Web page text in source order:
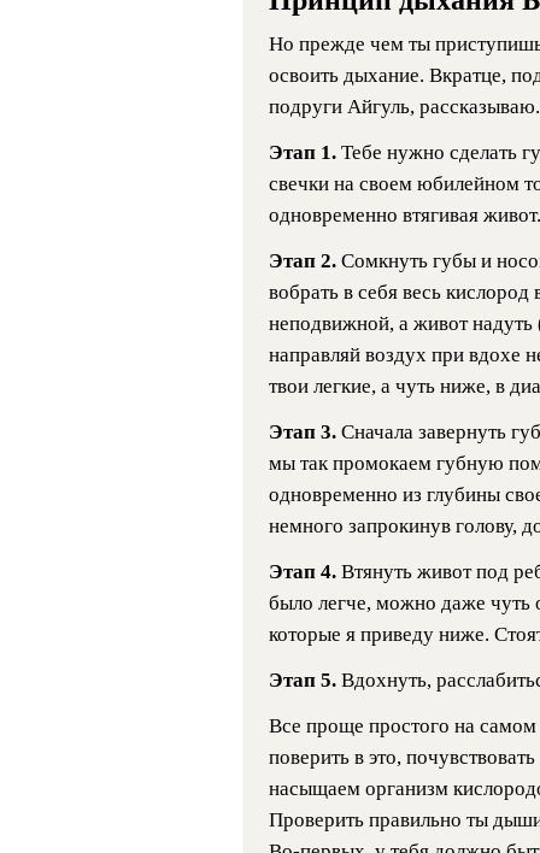
Но прежде чем ты
освоить дыхание. Вкратце,
подруги Айгуль, рассказываю.
Этап 1. Тебе нужно сделать
свечки на своем юбилейном
одновременно втягивая живот.
Этап 2. Сомкнуть губы и
вобрать в себя весь кислород
неподвижной, а живот
направляй воздух при вдохе
твои легкие, а чуть ниже, в
Этап 3. Сначала завернуть
мы так промокаем губную
одновременно из глубины
немного запрокинув голову,
Этап 4. Втянуть живот под
было легче, можно даже чуть
которые я приведу ниже.
Этап 5. Вдохнуть,
Все проще простого на самом
поверить в это,
насыщаем организм
Проверить правильно ты